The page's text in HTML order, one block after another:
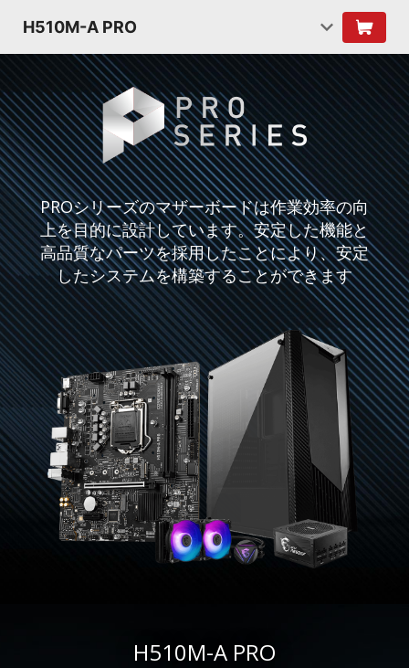
H510M-A PRO
PROシリーズのマザーボードは作業効率の向
上を目的に設計しています。安定した機能と
高品質なパーツを採用したことにより、安定
したシステムを構築することができます
H510M-A PRO